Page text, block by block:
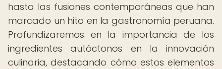
hasta las fusiones contemporáneas que han
marcado un hito en la gastronomía peruana.
Profundizaremos en la importancia de los
ingredientes autóctonos en la innovación
culinaria, destacando cómo estos elementos